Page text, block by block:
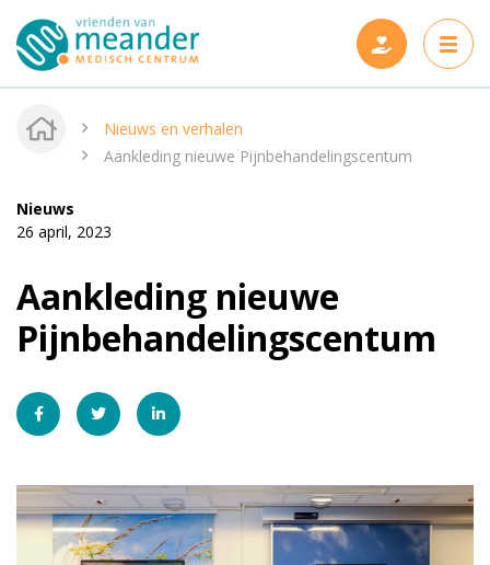
Projecten
Gerealiseerde projecten
Wie zijn wij
Nieuws en verhalen
Onze vrienden
vrienden@meandermc.nl
Nieuws en verhalen
Aankleding nieuwe Pijnbehandelingscentum
Nieuws
26 april, 2023
Aankleding nieuwe
Pijnbehandelingscentum